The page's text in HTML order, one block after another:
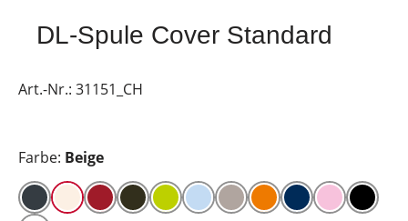
DL-Spule Cover Standard
Art.-Nr.: 31151_CH
Farbe: Beige